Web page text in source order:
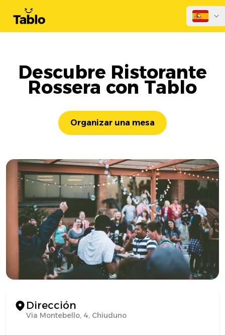
Descubre Ristorante
Rossera con Tablo
Organizar una mesa
Dirección
Via Montebello, 4, Chiuduno